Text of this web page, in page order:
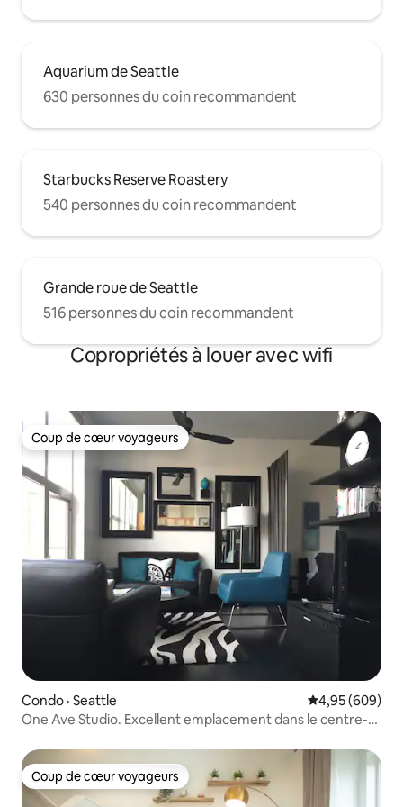
Aquarium de Seattle
630 personnes du coin recommandent
Starbucks Reserve Roastery
540 personnes du coin recommandent
Grande roue de Seattle
516 personnes du coin recommandent
Copropriétés à louer avec wifi
Coup de cœur voyageurs
Coup de cœur voyageurs
Condo · Seattle Note
4,95 (609)
One Ave Studio. Excellent emplacement dans le centre-
Coup de cœur voyageurs
Coup de cœur voyageurs